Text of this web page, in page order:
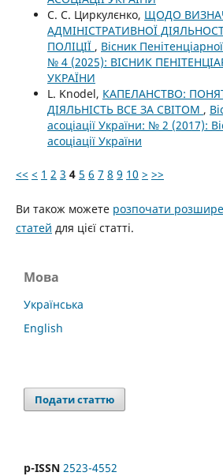
С. С. Циркулєнко, ЩОДО
АДМІНІСТРАТИВНОЇ
ПОЛІЦІЇ , Вісник
№ 4 (2025): ВІСНИК
УКРАЇНИ
L. Knodel, КАПЕЛАНСТВО:
ДІЯЛЬНІСТЬ ВСЕ ЗА СВІТОМ ,
асоціації України: № 2 (2017):
асоціації України
<< < 1 2 3 4 5 6 7 8 9 10 > >>
Ви також можете розпочати
статей для цієї статті.
Мова
Українська
English
Подати статтю
p-ISSN 2523-4552